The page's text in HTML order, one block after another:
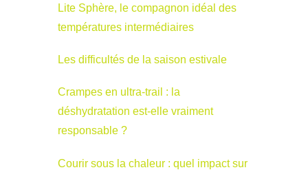
Lite Sphère, le compagnon idéal des
températures intermédiaires
Les difficultés de la saison estivale
Crampes en ultra-trail : la
déshydratation est-elle vraiment
responsable ?
Courir sous la chaleur : quel impact sur